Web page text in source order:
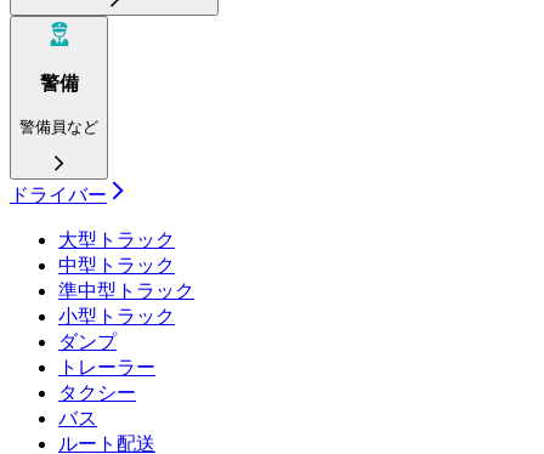
警備
警備員など
ドライバー
大型トラック
中型トラック
準中型トラック
小型トラック
ダンプ
トレーラー
タクシー
バス
ルート配送